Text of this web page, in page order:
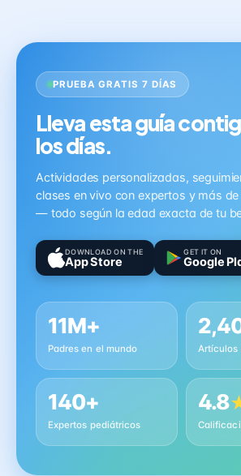
PRUEBA GRATIS 7 DÍAS
Lleva esta guía
los días.
Actividades personalizadas,
clases en vivo con expertos y más
— todo según la edad exacta de tu
DOWNLOAD ON THE
App Store
GET IT ON
Google
11M+
Padres en el mundo Artículos
140+
Expertos pediátricos
4.8